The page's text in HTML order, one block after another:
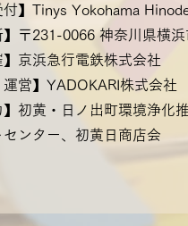
付】Tinys Yokohama
〒231-0066 神奈川県横
京浜急行電鉄株式会社
運営】YADOKARI株式会社
初黄・日ノ出町環境浄化
センター、初黄日商店会